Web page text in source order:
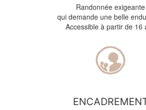
Randonnée exigeante
qui demande une belle
Accessible à partir de 16